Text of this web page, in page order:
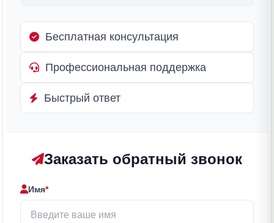
Бесплатная консультация
Профессиональная поддержка
Быстрый ответ
Заказать обратный звонок
Имя*